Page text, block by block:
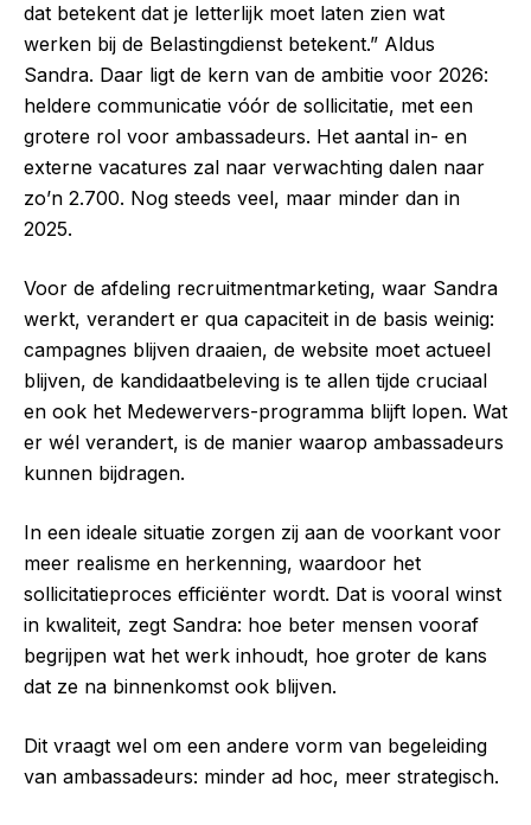
dat betekent dat je letterlijk moet laten zien wat
werken bij de Belastingdienst betekent.” Aldus
Sandra. Daar ligt de kern van de ambitie voor 2026:
heldere communicatie vóór de sollicitatie, met een
grotere rol voor ambassadeurs. Het aantal in- en
externe vacatures zal naar verwachting dalen naar
zo’n 2.700. Nog steeds veel, maar minder dan in
2025.
Voor de afdeling recruitmentmarketing, waar Sandra
werkt, verandert er qua capaciteit in de basis weinig:
campagnes blijven draaien, de website moet actueel
blijven, de kandidaatbeleving is te allen tijde cruciaal
en ook het Medewervers-programma blijft lopen. Wat
er wél verandert, is de manier waarop ambassadeurs
kunnen bijdragen.
In een ideale situatie zorgen zij aan de voorkant voor
meer realisme en herkenning, waardoor het
sollicitatieproces efficiënter wordt. Dat is vooral winst
in kwaliteit, zegt Sandra: hoe beter mensen vooraf
begrijpen wat het werk inhoudt, hoe groter de kans
dat ze na binnenkomst ook blijven.
Dit vraagt wel om een andere vorm van begeleiding
van ambassadeurs: minder ad hoc, meer strategisch.